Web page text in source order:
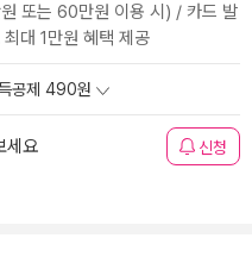
또는 60만원 이용 시) / 카드 발
대 1만원 혜택 제공
공제 490원
세요 신청